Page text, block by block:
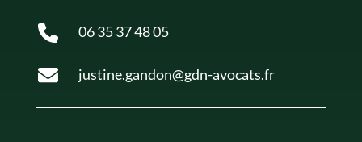
06 35 37 48 05
justine.gandon@gdn-avocats.fr